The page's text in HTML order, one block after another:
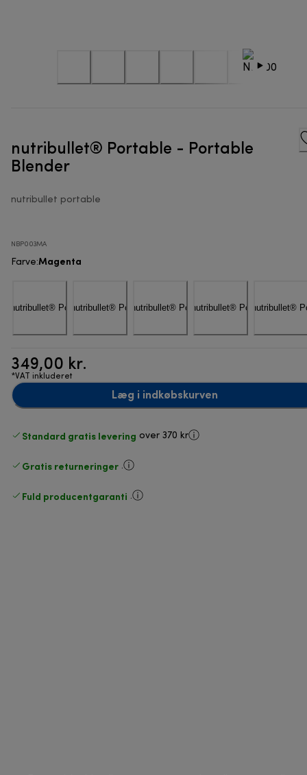
nutribullet® Portable - Portable
Blender
nutribullet portable
NBP003MA
Farve:Magenta
349,00 kr.
*VAT inkluderet
Læg i indkøbskurven
Standard gratis levering over 370 kr
Gratis returneringer .
Fuld producentgaranti .